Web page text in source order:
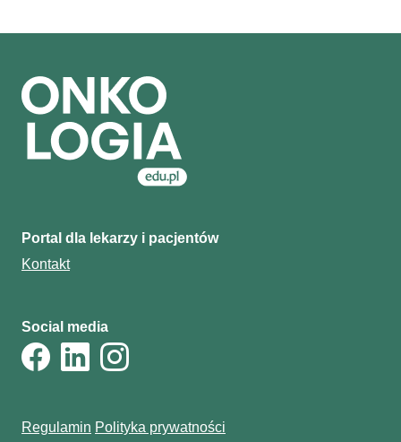
Portal dla lekarzy i pacjentów
Kontakt
Social media
Regulamin Polityka prywatności